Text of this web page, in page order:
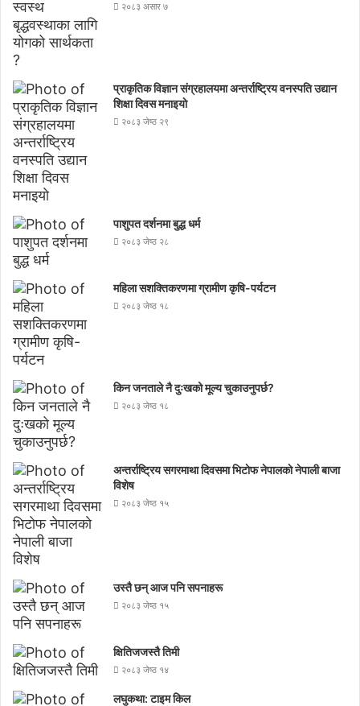
२०८३ असार ७
प्राकृतिक विज्ञान संग्रहालयमा अन्तर्राष्ट्रिय वनस्पति उद्यान
शिक्षा दिवस मनाइयाे
२०८३ जेष्ठ २९
पाशुपत दर्शनमा बुद्ध धर्म​
२०८३ जेष्ठ २८
महिला सशक्तिकरणमा ग्रामीण कृषि-पर्यटन
२०८३ जेष्ठ १८
किन जनताले नै दुःखको मूल्य चुकाउनुपर्छ?
२०८३ जेष्ठ १८
अन्तर्राष्ट्रिय सगरमाथा दिवसमा भिटाेफ नेपालकाे नेपाली बाजा
विशेष
२०८३ जेष्ठ १५
उस्तै छन् आज पनि सपनाहरू
२०८३ जेष्ठ १५
क्षितिजजस्तै तिमी
२०८३ जेष्ठ १४
लघुकथा: टाइम किल